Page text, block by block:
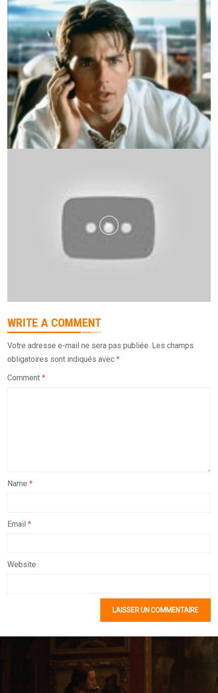
WRITE A COMMENT
Votre adresse e-mail ne sera pas publiée. Les champs
obligatoires sont indiqués avec *
Comment *
Name *
Email *
Website